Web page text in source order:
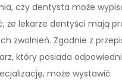
czy dentysta może
że lekarze dentyści mają
zwolnień. Zgodnie z
który posiada
może wystawić